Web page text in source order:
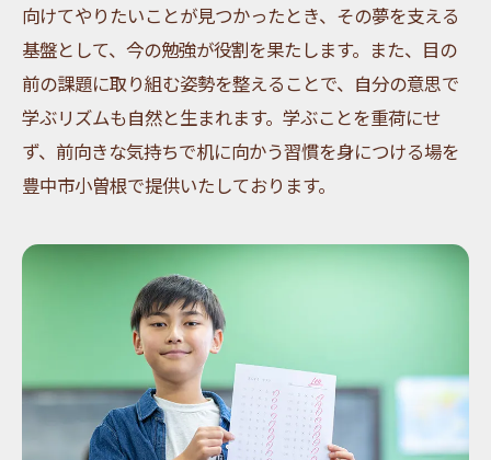
向けてやりたいことが見つかったとき、その夢を支える
基盤として、今の勉強が役割を果たします。また、目の
前の課題に取り組む姿勢を整えることで、自分の意思で
学ぶリズムも自然と生まれます。学ぶことを重荷にせ
ず、前向きな気持ちで机に向かう習慣を身につける場を
豊中市小曽根で提供いたしております。